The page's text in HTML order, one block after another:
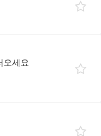
오세요